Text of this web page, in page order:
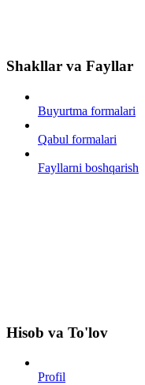
Shakllar va Fayllar
Buyurtma formalari
Qabul formalari
Fayllarni boshqarish
Hisob va To'lov
Profil